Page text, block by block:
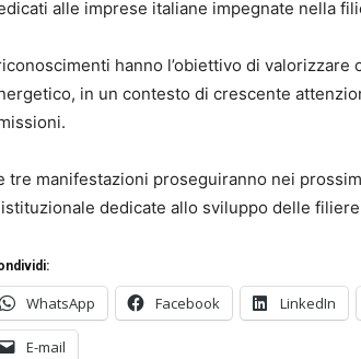
alle imprese italiane impegnate nella
hanno l’obiettivo di
in un contesto di crescente
tre manifestazioni proseguiranno nei
dedicate allo sviluppo delle
WhatsApp Facebook LinkedIn
E-mail